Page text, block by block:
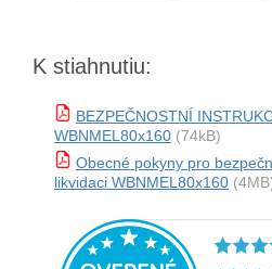
K stiahnutiu:
BEZPEČNOSTNÍ
WBNMEL80x160 (74kB)
Obecné pokyny pro
likvidaci WBNMEL80x160